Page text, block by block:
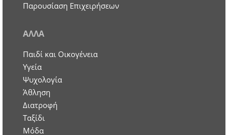
Παρουσίαση Επιχειρήσεων
ΑΛΛΑ
Παιδί και Οικογένεια
Υγεία
Ψυχολογία
Άθληση
Διατροφή
Ταξίδι
Μόδα